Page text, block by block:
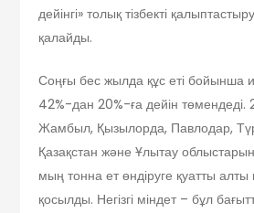
дейінгі» толық тізбекті
қалайды.
Соңғы бес жылда құс еті бойынша
42%-дан 20%-ға дейін
Жамбыл, Қызылорда, Павлодар,
Қазақстан және Ұлытау
мың тонна ет өндіруге қуатты алты
қосылды. Негізгі міндет – бұл